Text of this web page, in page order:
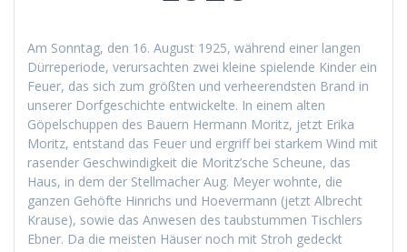
Am Sonntag, den 16. August 1925, während einer langen
Dürreperiode, verursachten zwei kleine spielende Kinder ein
Feuer, das sich zum größten und verheerendsten Brand in
unserer Dorfgeschichte entwickelte. In einem alten
Göpelschuppen des Bauern Hermann Moritz, jetzt Erika
Moritz, entstand das Feuer und ergriff bei starkem Wind mit
rasender Geschwindigkeit die Moritz’sche Scheune, das
Haus, in dem der Stellmacher Aug. Meyer wohnte, die
ganzen Gehöfte Hinrichs und Hoevermann (jetzt Albrecht
Krause), sowie das Anwesen des taubstummen Tischlers
Ebner. Da die meisten Häuser noch mit Stroh gedeckt